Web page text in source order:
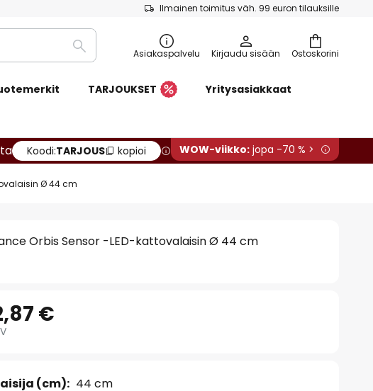
Ilmainen toimitus väh. 99 euron tilauksille
Ostoskorini
Etsi Asiakaspalvelu Kirjaudu sisään
TARJOUKSET Yritysasiakkaat
Koodi:TARJOUS kopioi WOW-viikko: jopa -70 % >
Ø 44 cm
Orbis Sensor -LED-kattovalaisin Ø 44 cm
€
(cm): 44 cm